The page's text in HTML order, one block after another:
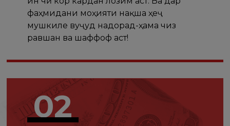
фаҳмидани моҳияти нақша ҳеҷ
мушкиле вуҷуд надорад-ҳама чиз
равшан ва шаффоф аст!
02